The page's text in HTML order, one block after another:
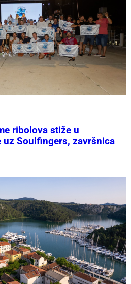
ribolova stiže u
uz Soulfingers, završnica